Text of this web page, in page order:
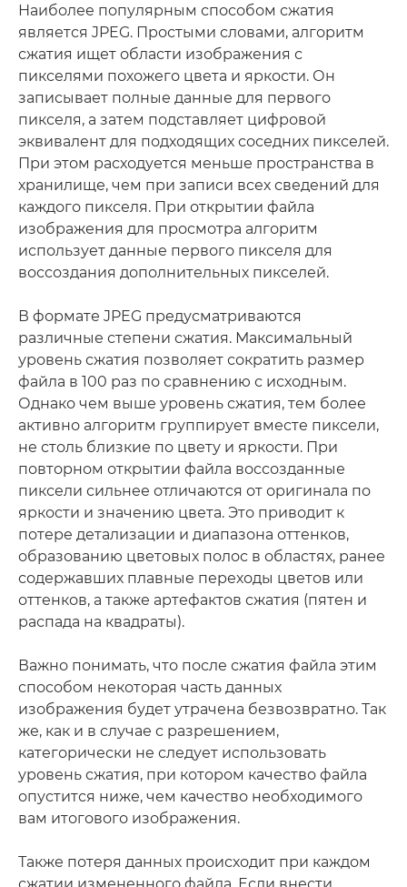
Наиболее популярным способом сжатия
является JPEG. Простыми словами, алгоритм
сжатия ищет области изображения с
пикселями похожего цвета и яркости. Он
записывает полные данные для первого
пикселя, а затем подставляет цифровой
эквивалент для подходящих соседних пикселей.
При этом расходуется меньше пространства в
хранилище, чем при записи всех сведений для
каждого пикселя. При открытии файла
изображения для просмотра алгоритм
использует данные первого пикселя для
воссоздания дополнительных пикселей.
В формате JPEG предусматриваются
различные степени сжатия. Максимальный
уровень сжатия позволяет сократить размер
файла в 100 раз по сравнению с исходным.
Однако чем выше уровень сжатия, тем более
активно алгоритм группирует вместе пиксели,
не столь близкие по цвету и яркости. При
повторном открытии файла воссозданные
пиксели сильнее отличаются от оригинала по
яркости и значению цвета. Это приводит к
потере детализации и диапазона оттенков,
образованию цветовых полос в областях, ранее
содержавших плавные переходы цветов или
оттенков, а также артефактов сжатия (пятен и
распада на квадраты).
Важно понимать, что после сжатия файла этим
способом некоторая часть данных
изображения будет утрачена безвозвратно. Так
же, как и в случае с разрешением,
категорически не следует использовать
уровень сжатия, при котором качество файла
опустится ниже, чем качество необходимого
вам итогового изображения.
Также потеря данных происходит при каждом
сжатии измененного файла. Если внести